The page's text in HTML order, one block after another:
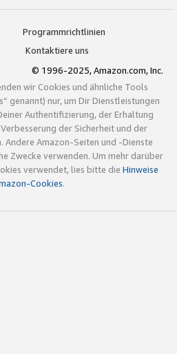
Programmrichtlinien
Kontaktiere uns
© 1996-2025, Amazon.com, Inc.
wir Cookies und ähnliche Tools
genannt) nur, um Dir Dienstleistungen
Authentifizierung, der Erhaltung
der Sicherheit und der
Andere Amazon-Seiten und -Dienste
Zwecke verwenden. Um mehr darüber
verwendet, lies bitte die Hinweise
Cookies.